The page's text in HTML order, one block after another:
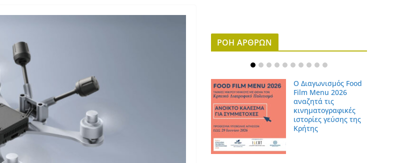
ΡΟΗ ΑΡΘΡΩΝ
Ο Διαγωνισμός Food
Film Menu 2026
αναζητά τις
κινηματογραφικές
ιστορίες γεύσης της
Κρήτης